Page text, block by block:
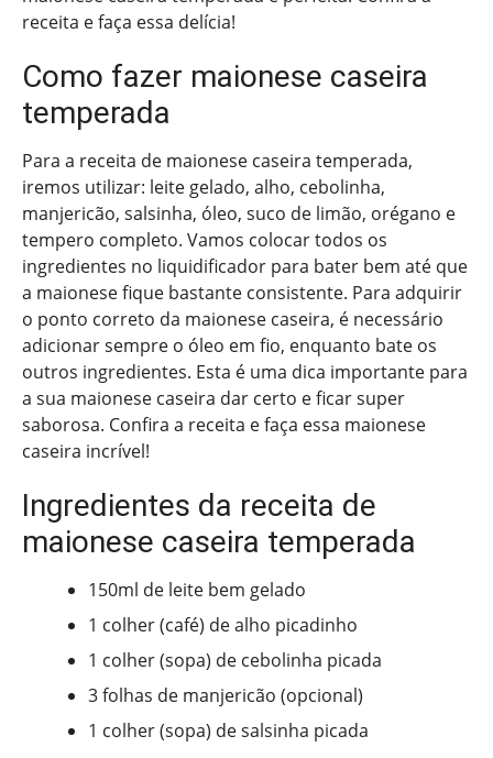
receita e faça essa delícia!
Como fazer maionese caseira
temperada
Para a receita de maionese caseira temperada,
iremos utilizar: leite gelado, alho, cebolinha,
manjericão, salsinha, óleo, suco de limão, orégano e
tempero completo. Vamos colocar todos os
ingredientes no liquidificador para bater bem até que
a maionese fique bastante consistente. Para adquirir
o ponto correto da maionese caseira, é necessário
adicionar sempre o óleo em fio, enquanto bate os
outros ingredientes. Esta é uma dica importante para
a sua maionese caseira dar certo e ficar super
saborosa. Confira a receita e faça essa maionese
caseira incrível!
Ingredientes da receita de
maionese caseira temperada
150ml de leite bem gelado
1 colher (café) de alho picadinho
1 colher (sopa) de cebolinha picada
3 folhas de manjericão (opcional)
1 colher (sopa) de salsinha picada